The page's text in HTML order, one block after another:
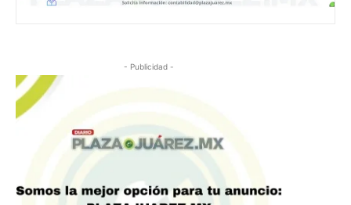
- Publicidad -